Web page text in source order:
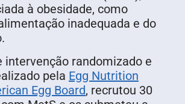
à obesidade, como
inadequada e do
intervenção randomizado e
pela Egg Nutrition
Egg Board, recrutou 30